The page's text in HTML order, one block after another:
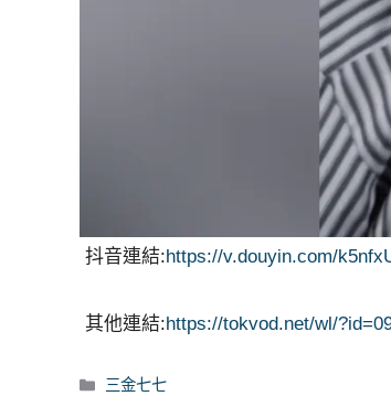
抖音連結:https://v.douyin.com/
其他連結:https://tokvod.net/wl/
分
三金七七